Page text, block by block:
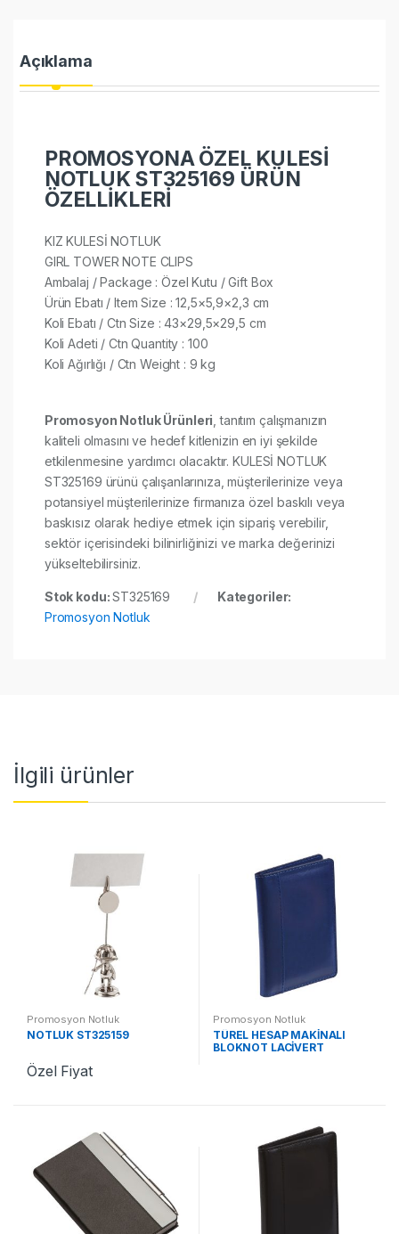
Açıklama
PROMOSYONA ÖZEL KULESİ
NOTLUK ST325169 ÜRÜN
ÖZELLİKLERİ
KIZ KULESİ NOTLUK
GIRL TOWER NOTE CLIPS
Ambalaj / Package : Özel Kutu / Gift Box
Ürün Ebatı / Item Size : 12,5×5,9×2,3 cm
Koli Ebatı / Ctn Size : 43×29,5×29,5 cm
Koli Adeti / Ctn Quantity : 100
Koli Ağırlığı / Ctn Weight : 9 kg
Promosyon Notluk Ürünleri , tanıtım çalışmanızın
kaliteli olmasını ve hedef kitlenizin en iyi şekilde
etkilenmesine yardımcı olacaktır. KULESİ NOTLUK
ST325169 ürünü çalışanlarınıza, müşterilerinize veya
potansiyel müşterilerinize firmanıza özel baskılı veya
baskısız olarak hediye etmek için sipariş verebilir,
sektör içerisindeki bilinirliğinizi ve marka değerinizi
yükseltebilirsiniz.
Stok kodu:ST325169
Kategoriler:
Promosyon Notluk
İlgili ürünler
Promosyon Notluk
NOTLUK ST325159
Özel Fiyat
Promosyon Notluk
TÜREL HESAP MAKİNALI
BLOKNOT LACİVERT